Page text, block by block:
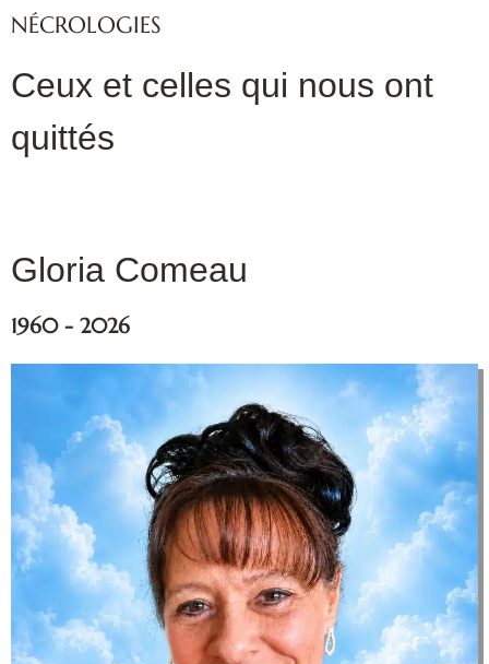
NÉCROLOGIES
Ceux et celles qui nous ont
quittés
Gloria Comeau
1960 - 2026